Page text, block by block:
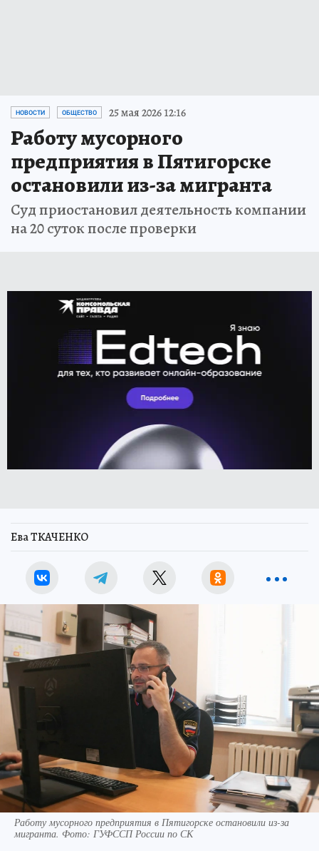
НОВОСТИ ОБЩЕСТВО 25 мая 2026 12:16
Работу мусорного
предприятия в Пятигорске
остановили из-за мигранта
Суд приостановил деятельность компании
на 20 суток после проверки
Ева ТКАЧЕНКО
Работу мусорного предприятия в Пятигорске остановили из-за
мигранта. Фото: ГУФССП России по СК